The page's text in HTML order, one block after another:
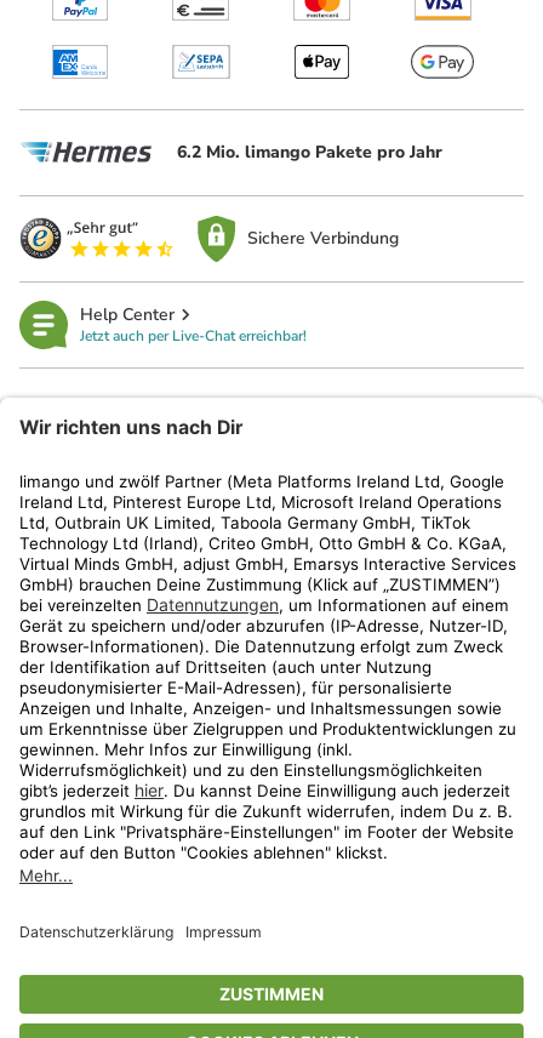
6.2 Mio. limango Pakete pro Jahr
Sichere Verbindung
Help Center
Jetzt auch per Live-Chat erreichbar!
Kundenservice
Shop
Aktionen
Travel
* Streichpreise entsprechen der unverbindlichen Preisempfehlung des